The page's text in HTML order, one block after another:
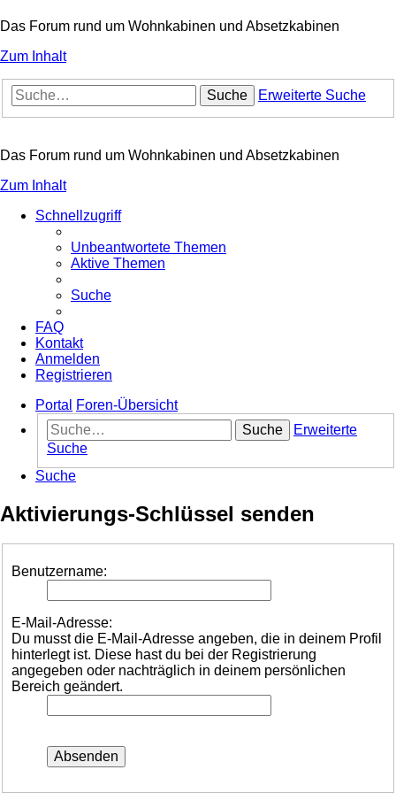
Das Forum rund um Wohnkabinen und Absetzkabinen
Zum Inhalt
Suche Erweiterte Suche
Das Forum rund um Wohnkabinen und Absetzkabinen
Zum Inhalt
Schnellzugriff
Unbeantwortete Themen
Aktive Themen
Suche
FAQ
Kontakt
Anmelden
Registrieren
Portal
Foren-Übersicht
Suche
Erweiterte
Suche
Suche
Aktivierungs-Schlüssel senden
Benutzername:
E-Mail-Adresse:
Du musst die E-Mail-Adresse angeben, die in deinem Profil
hinterlegt ist. Diese hast du bei der Registrierung
angegeben oder nachträglich in deinem persönlichen
Bereich geändert.